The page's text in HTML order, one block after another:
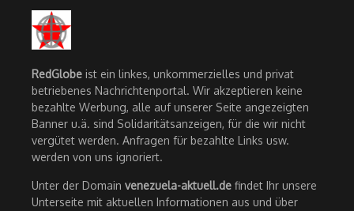
RedGlobe ist ein linkes, unkommerzielles und privat
betriebenes Nachrichtenportal. Wir akzeptieren keine
bezahlte Werbung, alle auf unserer Seite angezeigten
Banner u.ä. sind Solidaritätsanzeigen, für die wir nicht
vergütet werden. Anfragen für bezahlte Links usw.
werden von uns ignoriert.
Unter der Domain venezuela-aktuell.de findet Ihr unsere
Unterseite mit aktuellen Informationen aus und über